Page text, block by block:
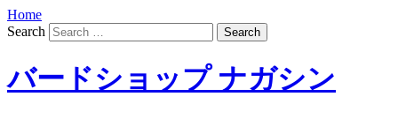
Home
Search
バードショップ ナガシン